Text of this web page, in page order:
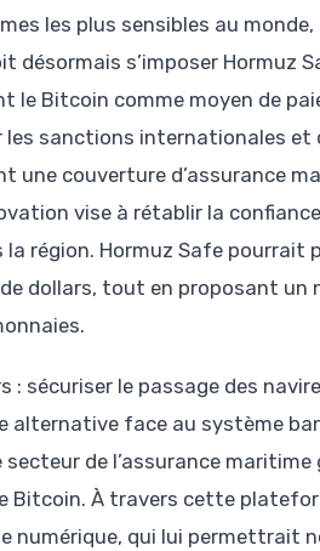
les plus sensibles au
désormais s’imposer Hormuz
le Bitcoin comme moyen de
sanctions internationales et
une couverture d’assurance
vise à rétablir la
région. Hormuz Safe pourrait
dollars, tout en proposant un
sécuriser le passage des
alternative face au système
de l’assurance maritime
À travers cette
numérique, qui lui permettrait